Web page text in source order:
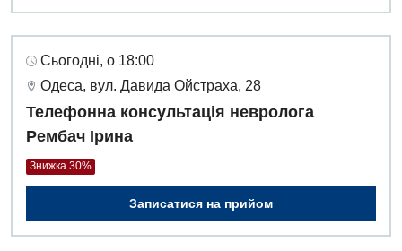
Сьогодні, о 18:00
Одеса, вул. Давида Ойстраха, 28
Телефонна консультація невролога
Рембач Ірина
Знижка 30%
Записатися на прийом